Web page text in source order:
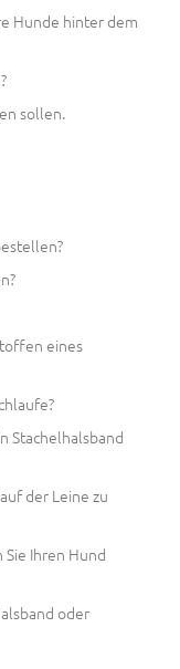
Hunde hinter dem
sollen.
eines
Stachelhalsband
der Leine zu
Ihren Hund
oder